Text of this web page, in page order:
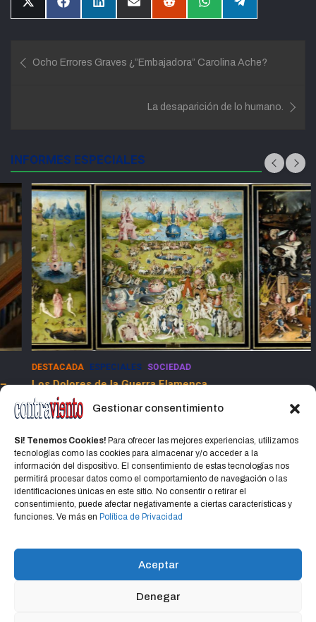
Gestionar consentimiento
Si! Tenemos Cookies! Para ofrecer las mejores experiencias, utilizamos
tecnologías como las cookies para almacenar y/o acceder a la
información del dispositivo. El consentimiento de estas tecnologías nos
permitirá procesar datos como el comportamiento de navegación o las
identificaciones únicas en este sitio. No consentir o retirar el
consentimiento, puede afectar negativamente a ciertas características y
funciones. Ve más en Política de Privacidad
Aceptar
Denegar
CompartirCompartirCompartirCompartirCompartirCompartirCompartir
de
Ocho Errores Graves ¿”Embajadora” Carolina Ache?
La desaparición de lo humano.
INFORMES ESPECIALES
DESTACADA ESPECIALES SOCIEDAD
Los Dolores de la Guerra Flamenca
13 marzo, 2025 Jorge Martinez Jorge
Home Política de privacidad
CONTACTO
CONTRAVIENTO